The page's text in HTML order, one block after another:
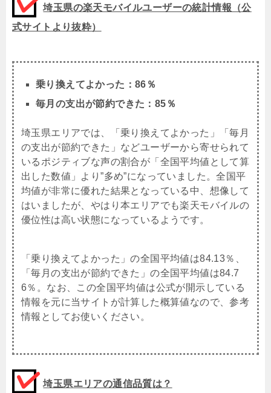
埼玉県の楽天モバイルユーザーの統計情報（公
式サイトより抜粋）
乗り換えてよかった：86％
毎月の支出が節約できた：85％
埼玉県エリアでは、「乗り換えてよかった」「毎月
の支出が節約できた」などユーザーから寄せられて
いるポジティブな声の割合が「全国平均値として算
出した数値」より”多め”になっていました。全国平
均値が非常に優れた結果となっている中、想像して
はいましたが、やはり本エリアでも楽天モバイルの
優位性は高い状態になっているようです。
「乗り換えてよかった」の全国平均値は84.13％、
「毎月の支出が節約できた」の全国平均値は84.7
6％。なお、この全国平均値は公式が開示している
情報を元に当サイトが計算した概算値なので、参考
情報としてお使いください。
埼玉県エリアの通信品質は？